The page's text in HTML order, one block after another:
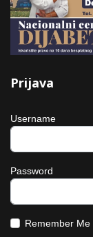
Prijava
Username
Password
Remember Me